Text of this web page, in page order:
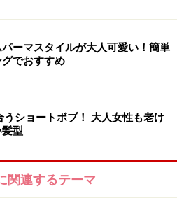
ベース・面長・逆三角
仕立てのオン眉ワンレ
パーマスタイルが大人可愛い！簡単
でおすすめ
うショートボブ！ 大人女性も老け
型
関連するテーマ